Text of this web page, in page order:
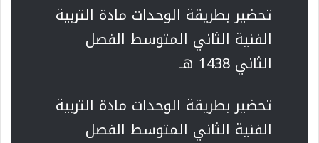
تحضير بطريقة الوحدات مادة التربية
الفنية الثاني المتوسط الفصل
الثاني 1438 هـ
تحضير بطريقة الوحدات مادة التربية
الفنية الثاني المتوسط الفصل